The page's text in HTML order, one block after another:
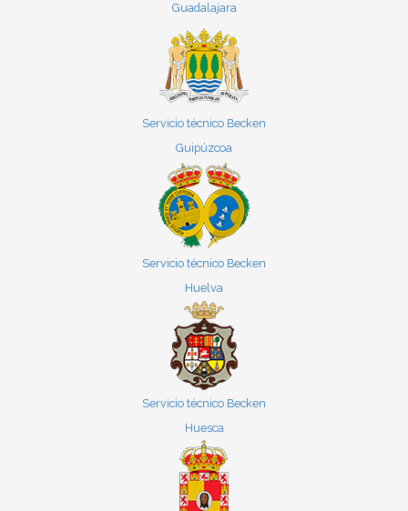
Guadalajara
Servicio técnico Becken
Guipúzcoa
Servicio técnico Becken
Huelva
Servicio técnico Becken
Huesca